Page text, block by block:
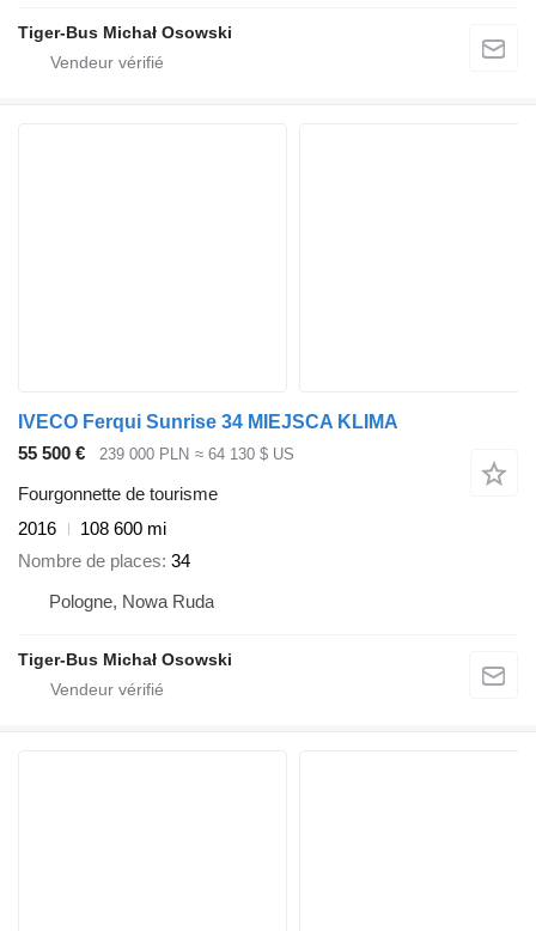
Tiger-Bus Michał Osowski
IVECO Ferqui Sunrise 34 MIEJSCA KLIMA
55 500 €
239 000 PLN ≈ 64 130 $ US
Fourgonnette de tourisme
2016
108 600 mi
Nombre de places 34
Pologne, Nowa Ruda
Tiger-Bus Michał Osowski